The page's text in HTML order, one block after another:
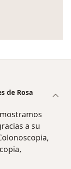
de Rosa
a su